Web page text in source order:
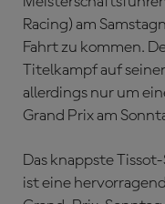
Racing) am
Fahrt zu kommen.
Titelkampf auf
allerdings nur um
Grand Prix am
Das knappste
ist eine